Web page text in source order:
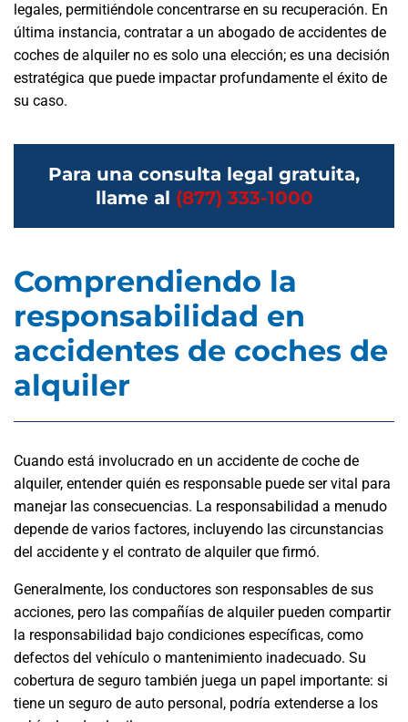
legales, permitiéndole concentrarse en su recuperación. En
última instancia, contratar a un abogado de accidentes de
coches de alquiler no es solo una elección; es una decisión
estratégica que puede impactar profundamente el éxito de
su caso.
Para una consulta legal gratuita,
llame al (877) 333-1000
Comprendiendo la
responsabilidad en
accidentes de coches de
alquiler
Cuando está involucrado en un accidente de coche de
alquiler, entender quién es responsable puede ser vital para
manejar las consecuencias. La responsabilidad a menudo
depende de varios factores, incluyendo las circunstancias
del accidente y el contrato de alquiler que firmó.
Generalmente, los conductores son responsables de sus
acciones, pero las compañías de alquiler pueden compartir
la responsabilidad bajo condiciones específicas, como
defectos del vehículo o mantenimiento inadecuado. Su
cobertura de seguro también juega un papel importante: si
tiene un seguro de auto personal, podría extenderse a los